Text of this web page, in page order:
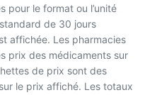
pour le format ou l’unité
de 30 jours
affichée. Les pharmacies
prix des médicaments sur
de prix sont des
le prix affiché. Les totaux